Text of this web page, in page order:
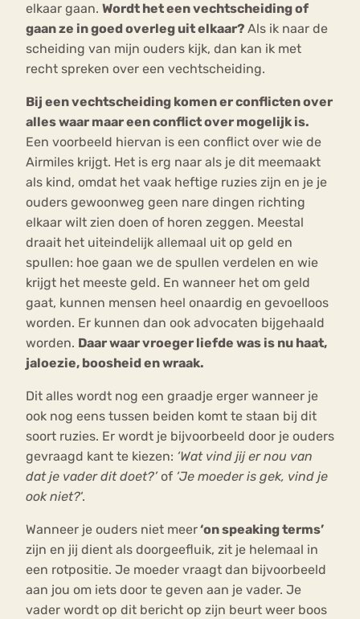
elkaar gaan. Wordt het een vechtscheiding of
gaan ze in goed overleg uit elkaar? Als ik naar de
scheiding van mijn ouders kijk, dan kan ik met
recht spreken over een vechtscheiding.
Bij een vechtscheiding komen er conflicten over
alles waar maar een conflict over mogelijk is.
Een voorbeeld hiervan is een conflict over wie de
Airmiles krijgt. Het is erg naar als je dit meemaakt
als kind, omdat het vaak heftige ruzies zijn en je je
ouders gewoonweg geen nare dingen richting
elkaar wilt zien doen of horen zeggen. Meestal
draait het uiteindelijk allemaal uit op geld en
spullen: hoe gaan we de spullen verdelen en wie
krijgt het meeste geld. En wanneer het om geld
gaat, kunnen mensen heel onaardig en gevoelloos
worden. Er kunnen dan ook advocaten bijgehaald
worden. Daar waar vroeger liefde was is nu haat,
jaloezie, boosheid en wraak.
Dit alles wordt nog een graadje erger wanneer je
ook nog eens tussen beiden komt te staan bij dit
soort ruzies. Er wordt je bijvoorbeeld door je ouders
gevraagd kant te kiezen: ‘Wat vind jij er nou van
dat je vader dit doet?’ of ‘Je moeder is gek, vind je
ook niet?‘.
Wanneer je ouders niet meer‘on speaking terms’
zijn en jij dient als doorgeefluik, zit je helemaal in
een rotpositie. Je moeder vraagt dan bijvoorbeeld
aan jou om iets door te geven aan je vader. Je
vader wordt op dit bericht op zijn beurt weer boos